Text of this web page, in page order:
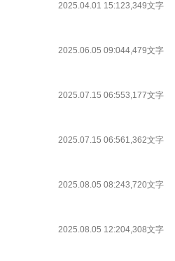
2025.04.01 15:123,349文字
2025.06.05 09:044,479文字
2025.07.15 06:553,177文字
2025.07.15 06:561,362文字
2025.08.05 08:243,720文字
2025.08.05 12:204,308文字